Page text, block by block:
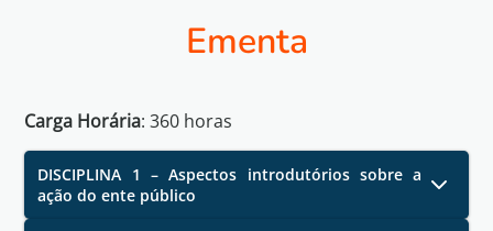
Ementa
Carga Horária:360 horas
DISCIPLINA 1 – Aspectos introdutórios sobre a
ação do ente público